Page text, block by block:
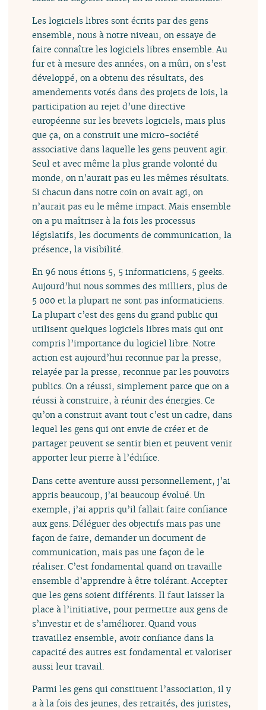
Les logiciels libres sont écrits par des gens
ensemble, nous à notre niveau, on essaye de
faire connaître les logiciels libres ensemble. Au
fur et à mesure des années, on a mûri, on s’est
développé, on a obtenu des résultats, des
amendements votés dans des projets de lois, la
participation au rejet d’une directive
européenne sur les brevets logiciels, mais plus
que ça, on a construit une micro-société
associative dans laquelle les gens peuvent agir.
Seul et avec même la plus grande volonté du
monde, on n’aurait pas eu les mêmes résultats.
Si chacun dans notre coin on avait agi, on
n’aurait pas eu le même impact. Mais ensemble
on a pu maîtriser à la fois les processus
législatifs, les documents de communication, la
présence, la visibilité.
En 96 nous étions 5, 5 informaticiens, 5 geeks.
Aujourd’hui nous sommes des milliers, plus de
5 000 et la plupart ne sont pas informaticiens.
La plupart c’est des gens du grand public qui
utilisent quelques logiciels libres mais qui ont
compris l’importance du logiciel libre. Notre
action est aujourd’hui reconnue par la presse,
relayée par la presse, reconnue par les pouvoirs
publics. On a réussi, simplement parce que on a
réussi à construire, à réunir des énergies. Ce
qu’on a construit avant tout c’est un cadre, dans
lequel les gens qui ont envie de créer et de
partager peuvent se sentir bien et peuvent venir
apporter leur pierre à l’édifice.
Dans cette aventure aussi personnellement, j’ai
appris beaucoup, j’ai beaucoup évolué. Un
exemple, j’ai appris qu’il fallait faire confiance
aux gens. Déléguer des objectifs mais pas une
façon de faire, demander un document de
communication, mais pas une façon de le
réaliser. C’est fondamental quand on travaille
ensemble d’apprendre à être tolérant. Accepter
que les gens soient différents. Il faut laisser la
place à l’initiative, pour permettre aux gens de
s’investir et de s’améliorer. Quand vous
travaillez ensemble, avoir confiance dans la
capacité des autres est fondamental et valoriser
aussi leur travail.
Parmi les gens qui constituent l’association, il y
a à la fois des jeunes, des retraités, des juristes,